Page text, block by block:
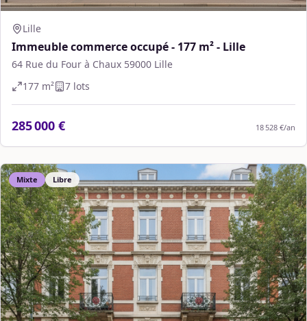
Lille
Immeuble commerce occupé - 177 m² - Lille
64 Rue du Four à Chaux 59000 Lille
177 m² 7 lots
285 000 € 18 528 €/an
Mixte Libre